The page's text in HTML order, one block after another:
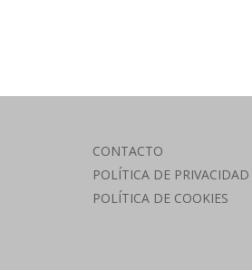
CONTACTO
POLÍTICA DE PRIVACIDAD
POLÍTICA DE COOKIES